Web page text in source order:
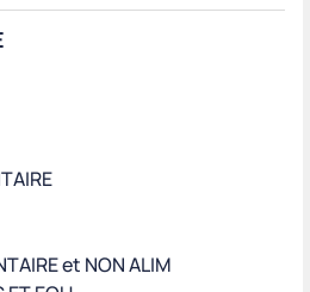
et NON ALIM